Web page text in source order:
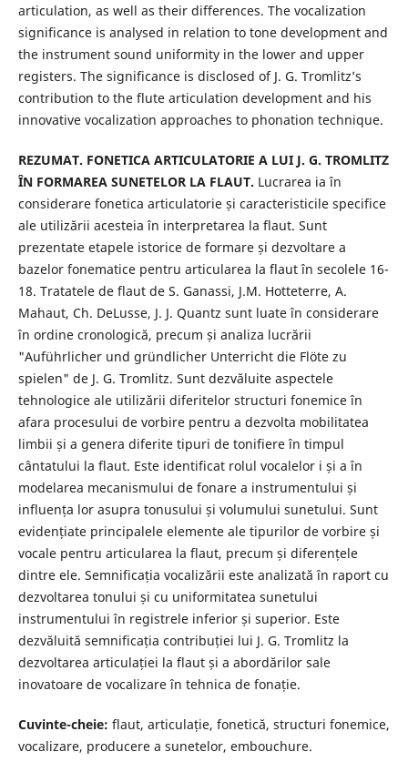
articulation, as well as their differences. The vocalization
significance is analysed in relation to tone development and
the instrument sound uniformity in the lower and upper
registers. The significance is disclosed of J. G. Tromlitz’s
contribution to the flute articulation development and his
innovative vocalization approaches to phonation technique.
REZUMAT. FONETICA ARTICULATORIE A LUI J. G. TROMLITZ
ÎN FORMAREA SUNETELOR LA FLAUT. Lucrarea ia în
considerare fonetica articulatorie și caracteristicile specifice
ale utilizării acesteia în interpretarea la flaut. Sunt
prezentate etapele istorice de formare și dezvoltare a
bazelor fonematice pentru articularea la flaut în secolele 16-
18. Tratatele de flaut de S. Ganassi, J.M. Hotteterre, A.
Mahaut, Ch. DeLusse, J. J. Quantz sunt luate în considerare
în ordine cronologică, precum și analiza lucrării
"Auführlicher und gründlicher Unterricht die Flöte zu
spielen" de J. G. Tromlitz. Sunt dezvăluite aspectele
tehnologice ale utilizării diferitelor structuri fonemice în
afara procesului de vorbire pentru a dezvolta mobilitatea
limbii și a genera diferite tipuri de tonifiere în timpul
cântatului la flaut. Este identificat rolul vocalelor і și а în
modelarea mecanismului de fonare a instrumentului și
influența lor asupra tonusului și volumului sunetului. Sunt
evidențiate principalele elemente ale tipurilor de vorbire și
vocale pentru articularea la flaut, precum și diferențele
dintre ele. Semnificația vocalizării este analizată în raport cu
dezvoltarea tonului și cu uniformitatea sunetului
instrumentului în registrele inferior și superior. Este
dezvăluită semnificația contribuției lui J. G. Tromlitz la
dezvoltarea articulației la flaut și a abordărilor sale
inovatoare de vocalizare în tehnica de fonație.
Cuvinte-cheie: flaut, articulație, fonetică, structuri fonemice,
vocalizare, producere a sunetelor, embouchure.